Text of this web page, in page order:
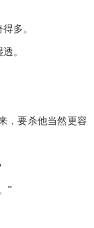
多。
。
要杀他当然更容
”